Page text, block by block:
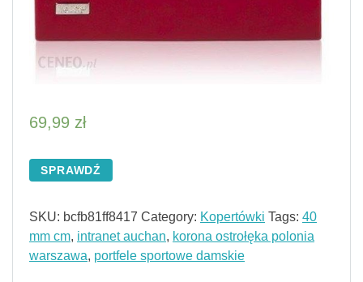
69,99 zł
SPRAWDŹ
SKU: bcfb81ff8417 Category: Kopertówki Tags: 40
mm cm, intranet auchan, korona ostrołęka polonia
warszawa, portfele sportowe damskie